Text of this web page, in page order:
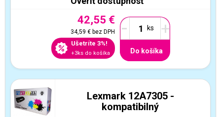
42,55 €
34,59 €bez DPH
Ušetríte 3%!
+3ks do košíka
- +
Do košíka
Lexmark 12A7305 -
kompatibilný